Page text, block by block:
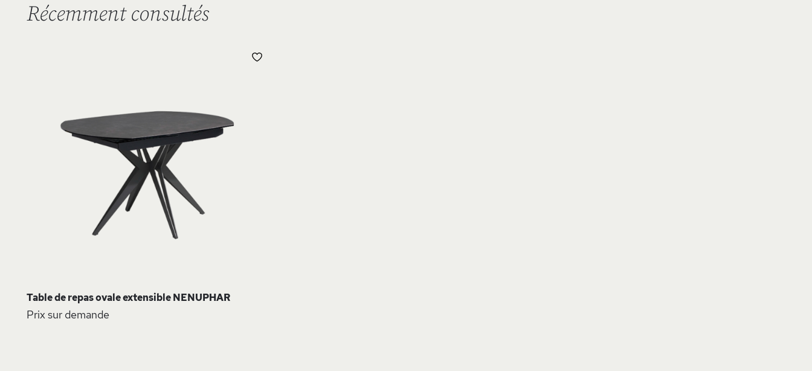
Récemment consultés
Table de repas ovale extensible NENUPHAR
Prix sur demande